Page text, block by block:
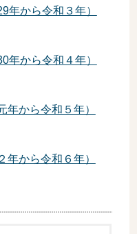
年から令和３年）
年から令和４年）
年から令和５年）
年から令和６年）